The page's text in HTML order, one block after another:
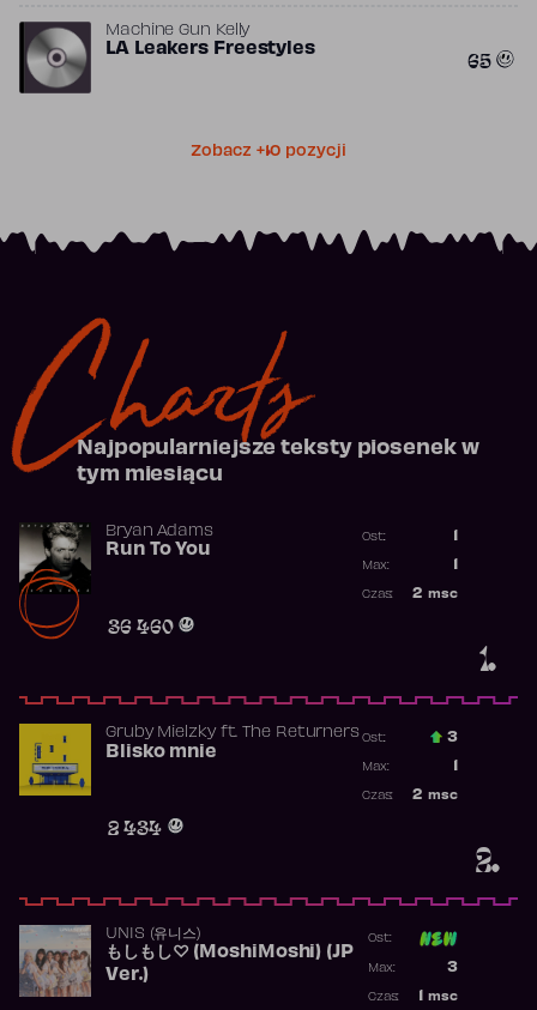
Machine Gun Kelly
LA Leakers Freestyles 65
Zobacz +10 pozycji
Charts
Najpopularniejsze teksty piosenek w
tym miesiącu
1.
Bryan Adams
Run To You
36 460
Ost.:
Max:
2 msc
Czas:
2.
Gruby Mielzkyft. The Returners
Blisko mnie
2 434
Ost.: 3
Max:
2 msc
Czas:
UNIS (유니스)
もしもし♡ (MoshiMoshi) (JP
Ver.)
Ost:
3
Max:
msc
Czas: